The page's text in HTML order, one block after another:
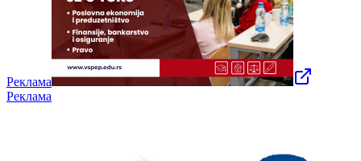
Реклама
Реклама